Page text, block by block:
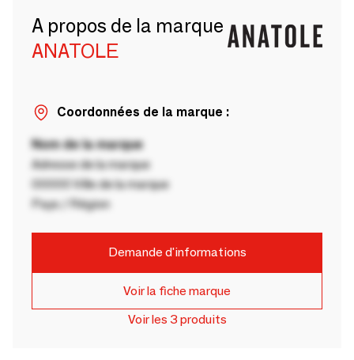
A propos de la marque
ANATOLE
Coordonnées de la marque :
Nom de la marque
Adresse de la marque
00000 Ville de la marque
Pays / Région
Demande d'informations
Voir la fiche marque
Voir les 3 produits